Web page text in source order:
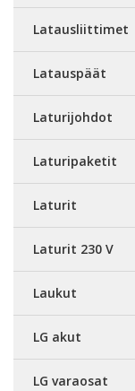
Latausliittimet
Latauspäät
Laturijohdot
Laturipaketit
Laturit
Laturit 230 V
Laukut
LG akut
LG varaosat